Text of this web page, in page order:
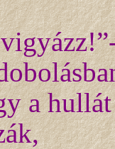
a hullát